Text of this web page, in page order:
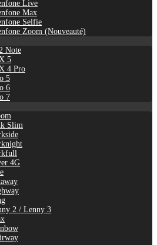
Live
Max
Selfie
Zoom (Nouveauté)
Note
5
4 Pro
5
6
7
Slim
4G
2 / Lenny 3